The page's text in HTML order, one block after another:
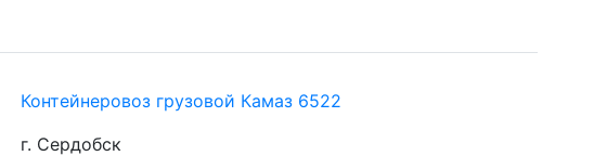
Контейнеровоз грузовой Камаз 6522
г. Сердобск